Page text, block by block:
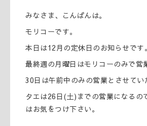
みなさま、こんばんは。
モリコーです。
本日は12月の定休日のお知らせです。
最終週の月曜日はモリコーのみで営
30日は午前中のみの営業とさせてい
タエは26日(土)までの営業になるの
はお気をつけ下さい。